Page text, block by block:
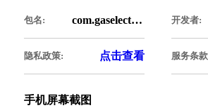
包名: com.gaselectronicfy.rqfree
隐私政策: 点击查看
开发者:
服务条
手机屏幕截图